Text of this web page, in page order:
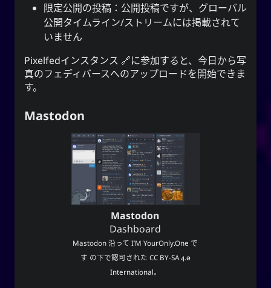
限定公開の投稿：公開投稿ですが、グローバル
公開タイムライン/ストリームには掲載されて
いません
Pixelfedインスタンス
に参加すると、今日から写
真のフェディバースへのアップロードを開始できま
す。
Mastodon
Mastodon
Dashboard
Mastodon 沿ってI’M YourOnly.One で
す の下で認可された CC BY-SA 4.0
International。